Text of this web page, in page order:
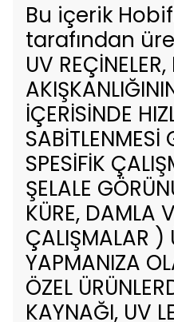
Bu içerik
tarafından
UV
İÇERİSİNDE
SABİTLENMESİ
SPESİFİK
ŞELALE
KÜRE, DAMLA
ÇALIŞMALAR )
YAPMANIZA
ÖZEL
KAYNAĞI, UV